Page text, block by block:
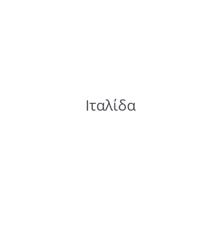
Ιταλίδα